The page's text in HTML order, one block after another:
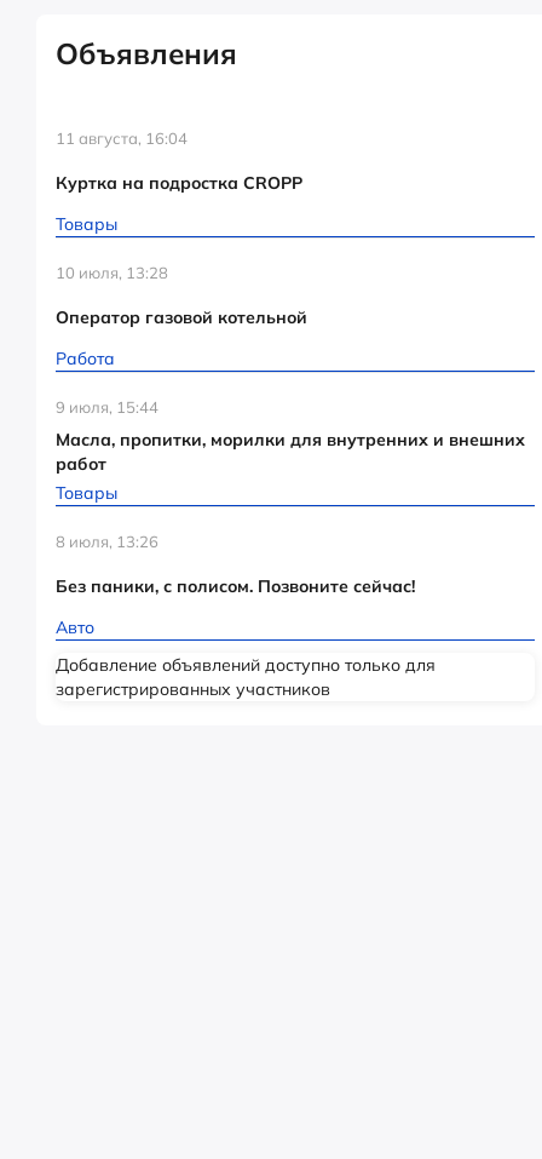
Объявления
11 августа, 16:04
Куртка на подростка CROPP
Товары
10 июля, 13:28
Оператор газовой котельной
Работа
9 июля, 15:44
Масла, пропитки, морилки для внутренних и внешних
работ
Товары
8 июля, 13:26
Без паники, с полисом. Позвоните сейчас!
Авто
Добавление объявлений доступно только для
зарегистрированных участников